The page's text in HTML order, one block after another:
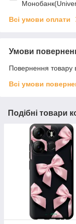
Всі умови оплати
Умови
Повернення товару
Всі умови
Подібні товари